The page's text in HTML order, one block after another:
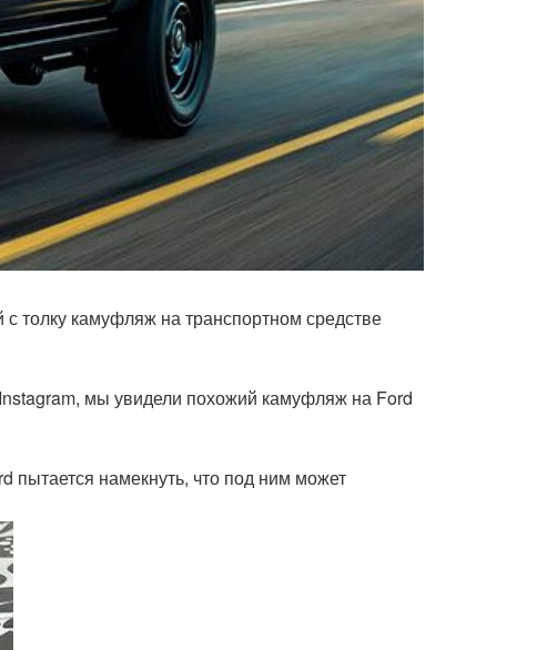
камуфляж на транспортном средстве
мы увидели похожий камуфляж на Ford
намекнуть, что под ним может